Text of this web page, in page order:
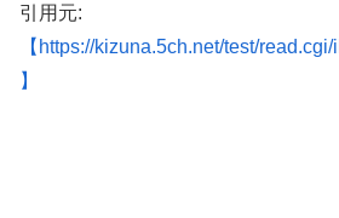
引用元:
【https://kizuna.5ch.net/test/
】